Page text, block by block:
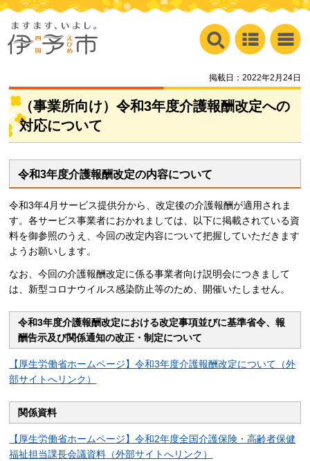
掲載日：2022年2月24日
（事業所向け）令和3年度介護報酬改定への
対応について
令和3年度介護報酬改定の内容について
令和3年4月サービス提供分から、改定後の介護報酬が適用されま
す。各サービス事業者におかれましては、以下に掲載されている資
料を御参照のうえ、今回の改定内容について把握していただきます
ようお願いします。
なお、今回の介護報酬改定に係る事業者向け説明会につきまして
は、新型コロナウイルス感染防止等のため、開催いたしません。
令和3年度介護報酬改定における改定事項並びに基準省令、報
酬告示及び関係通知の改正・制定について
【厚生労働省ホームページ】令和3年度介護報酬改定について（外
部サイトへリンク）
関係資料
【厚生労働省ホームページ】令和2年度全国介護保険・高齢者保健
福祉担当課長会議資料（外部サイトへリンク）